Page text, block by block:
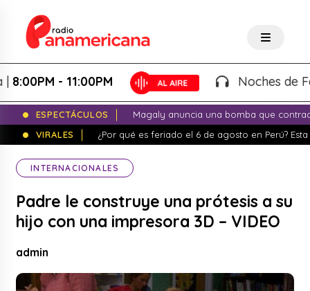
- 11:00PM Noches de
ESPECTÁCULOS
Magaly anuncia una bomba que
VIRALES
¿Por qué es feriado el 6 de agosto en Perú?
INTERNACIONALES
Padre le construye una prótesis a su
hijo con una impresora 3D – VIDEO
admin